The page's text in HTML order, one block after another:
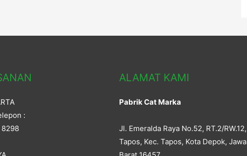
:
8298
ALAMAT KAMI
Pabrik Cat Marka
Jl. Emeralda Raya No.52, RT.2/RW.12,
Tapos, Kec. Tapos, Kota Depok, Jawa